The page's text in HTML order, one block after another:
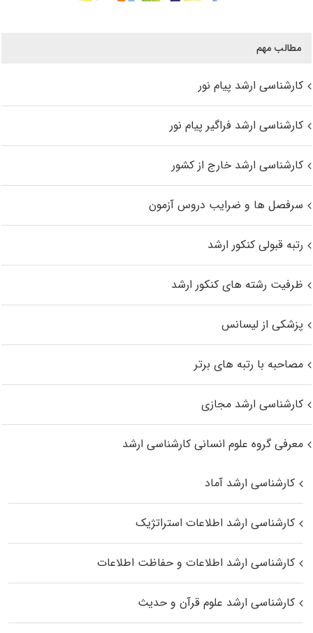
مطالب مهم
کارشناسی ارشد پیام نور
کارشناسی ارشد فراگیر پیام نور
کارشناسی ارشد خارج از کشور
سرفصل ها و ضرایب دروس آزمون
رتبه قبولی کنکور ارشد
ظرفیت رشته های کنکور ارشد
پزشکی از لیسانس
مصاحبه با رتبه های برتر
کارشناسی ارشد مجازی
معرفی گروه علوم انسانی کارشناسی ارشد
کارشناسی ارشد آماد
کارشناسی ارشد اطلاعات استراتژیک
کارشناسی ارشد اطلاعات و حفاظت اطلاعات
کارشناسی ارشد علوم قرآن و حدیث